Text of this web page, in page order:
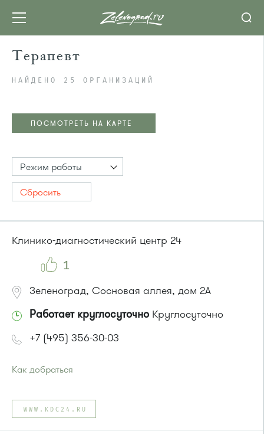
Терапевт
НАЙДЕНО 25 ОРГАНИЗАЦИЙ
ПОСМОТРЕТЬ НА КАРТЕ
Режим работы
Сбросить
Клинико-диагностический центр 24
1
Зеленоград, Сосновая аллея, дом 2А
Работает круглосуточно Круглосуточно
+7 (495) 356-30-03
Как добраться
Автобусы № 1, 2.
Маршрутка № 419м, 720м, 903
или до остановки"Дворец культуры":
WWW.KDC24.RU